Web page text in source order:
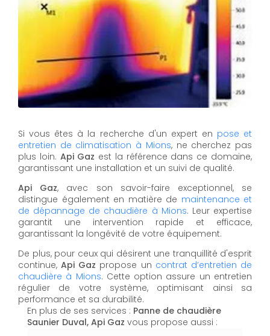
Si vous êtes à la recherche d'un expert en pose et
entretien de climatisation à Mions, ne cherchez pas
plus loin. Api Gaz est la référence dans ce domaine,
garantissant une installation et un suivi de qualité.
Api Gaz, avec son savoir-faire exceptionnel, se
distingue également en matière de maintenance et
de dépannage de chaudière à Mions. Leur expertise
garantit une intervention rapide et efficace,
garantissant la longévité de votre équipement.
De plus, pour ceux qui désirent une tranquillité d'esprit
continue,Api Gaz propose un contrat d’entretien de
chaudière à Mions. Cette option assure un entretien
régulier de votre système, optimisant ainsi sa
performance et sa durabilité.
En plus de ses services : Panne de chaudière
Saunier Duval, Api Gaz vous propose aussi :